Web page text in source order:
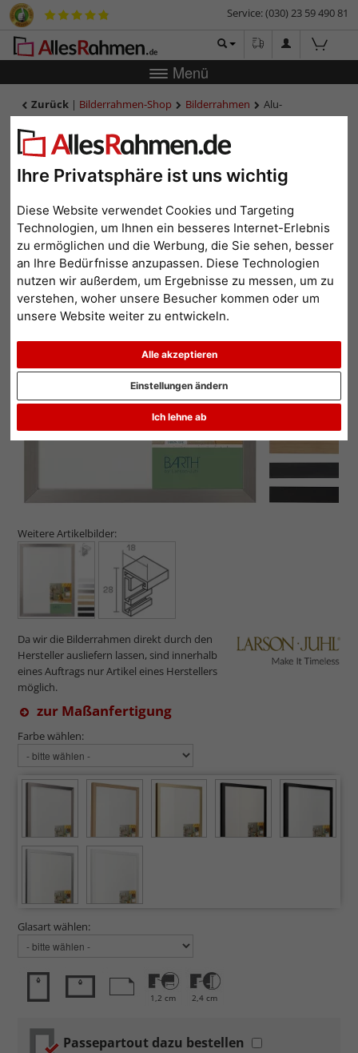
Ihre Privatsphäre ist uns wichtig
Diese Website verwendet Cookies und Targeting
Technologien, um Ihnen ein besseres Internet-Erlebnis
zu ermöglichen und die Werbung, die Sie sehen, besser
an Ihre Bedürfnisse anzupassen. Diese Technologien
nutzen wir außerdem, um Ergebnisse zu messen, um zu
verstehen, woher unsere Besucher kommen oder um
unsere Website weiter zu entwickeln.
Alle akzeptieren
Ich lehne ab
Einstellungen ändern
Service: (030) 23 59 490 81
Menü
Zurück | Bilderrahmen-Shop Bilderrahmen
Alu-
Bilderrahmen Barth, Serie 1828 - Maßanfertigung
Alu-Bilderrahmen Barth,
Serie 1828 - Maßanfertigung
Weitere Artikelbilder:
Da wir die Bilderrahmen direkt durch den
Hersteller ausliefern lassen, sind innerhalb
eines Auftrags nur Artikel eines Herstellers
möglich.
zur Maßanfertigung
Farbe wählen:
Glasart wählen:
1,2 cm 2,4 cm
Passepartout dazu bestellen